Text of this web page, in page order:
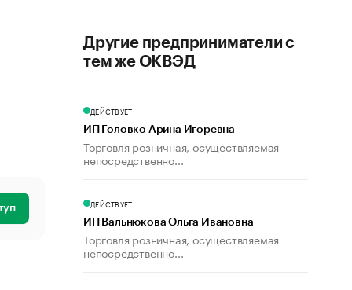
Другие предприниматели с
тем же ОКВЭД
ДЕЙСТВУЕТ
ИП Головко Арина Игоревна
Торговля розничная, осуществляемая
непосредственно...
ДЕЙСТВУЕТ
ИП Вальнюкова Ольга Ивановна
Торговля розничная, осуществляемая
непосредственно...